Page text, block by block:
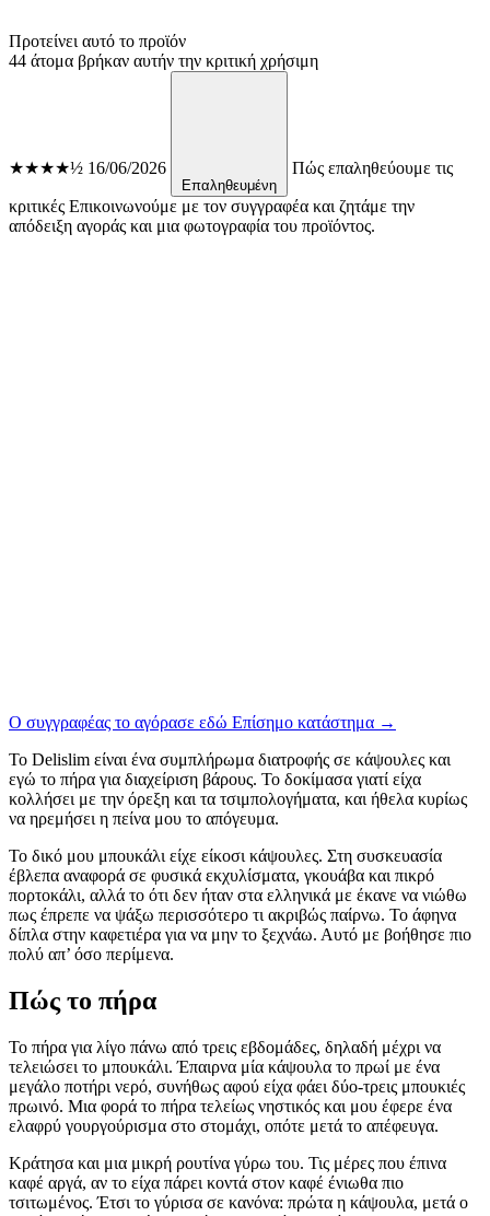
Προτείνει αυτό το προϊόν
44 άτομα βρήκαν αυτήν την κριτική χρήσιμη
★★★★½ 16/06/2026
Επαληθευμένη
Πώς επαληθεύουμε τις
κριτικές Επικοινωνούμε με τον συγγραφέα και ζητάμε την
απόδειξη αγοράς και μια φωτογραφία του προϊόντος.
Ο συγγραφέας το αγόρασε εδώ Επίσημο κατάστημα →
Το Delislim είναι ένα συμπλήρωμα διατροφής σε κάψουλες και
εγώ το πήρα για διαχείριση βάρους. Το δοκίμασα γιατί είχα
κολλήσει με την όρεξη και τα τσιμπολογήματα, και ήθελα κυρίως
να ηρεμήσει η πείνα μου το απόγευμα.
Το δικό μου μπουκάλι είχε είκοσι κάψουλες. Στη συσκευασία
έβλεπα αναφορά σε φυσικά εκχυλίσματα, γκουάβα και πικρό
πορτοκάλι, αλλά το ότι δεν ήταν στα ελληνικά με έκανε να νιώθω
πως έπρεπε να ψάξω περισσότερο τι ακριβώς παίρνω. Το άφηνα
δίπλα στην καφετιέρα για να μην το ξεχνάω. Αυτό με βοήθησε πιο
πολύ απ’ όσο περίμενα.
Πώς το πήρα
Το πήρα για λίγο πάνω από τρεις εβδομάδες, δηλαδή μέχρι να
τελειώσει το μπουκάλι. Έπαιρνα μία κάψουλα το πρωί με ένα
μεγάλο ποτήρι νερό, συνήθως αφού είχα φάει δύο-τρεις μπουκιές
πρωινό. Μια φορά το πήρα τελείως νηστικός και μου έφερε ένα
ελαφρύ γουργούρισμα στο στομάχι, οπότε μετά το απέφευγα.
Κράτησα και μια μικρή ρουτίνα γύρω του. Τις μέρες που έπινα
καφέ αργά, αν το είχα πάρει κοντά στον καφέ ένιωθα πιο
τσιτωμένος. Έτσι το γύρισα σε κανόνα: πρώτα η κάψουλα, μετά ο